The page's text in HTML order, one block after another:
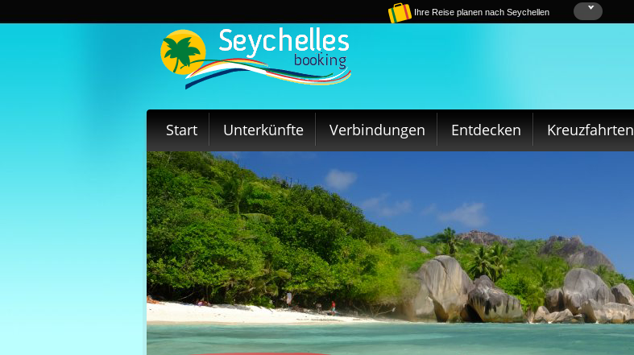
Ihre Reise planen nach Seychellen
Start Unterkünfte Verbindungen Entdecken Kreuzfahrten